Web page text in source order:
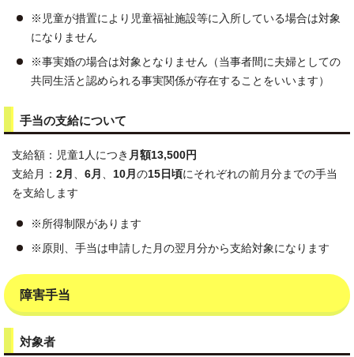
※児童が措置により児童福祉施設等に入所している場合は対象
になりません
※事実婚の場合は対象となりません（当事者間に夫婦としての
共同生活と認められる事実関係が存在することをいいます）
手当の支給について
支給額：児童1人につき 月額13,500円
支給月： 2月 、 6月 、 10月 の15日頃にそれぞれの前月分までの手当
を支給します
※所得制限があります
※原則、手当は申請した月の翌月分から支給対象になります
障害手当
対象者